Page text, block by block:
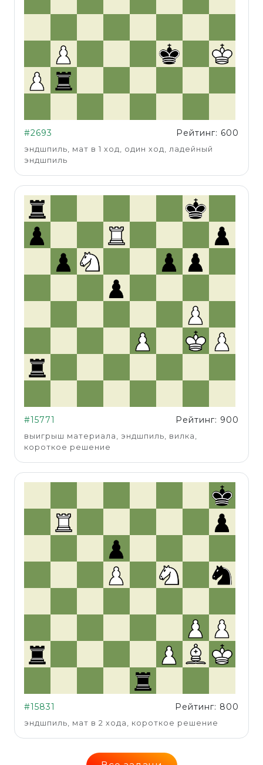
#2693 Рейтинг: 600
эндшпиль, мат в 1 ход, один ход, ладейный
эндшпиль
#15771 Рейтинг: 900
выигрыш материала, эндшпиль, вилка,
короткое решение
#15831 Рейтинг: 800
эндшпиль, мат в 2 хода, короткое решение